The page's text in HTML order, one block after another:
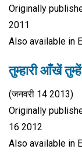
Originally
2011
Also available in
तुम्हारी आँखें
(जनवरी 14 2013)
Originally
16 2012
Also available in